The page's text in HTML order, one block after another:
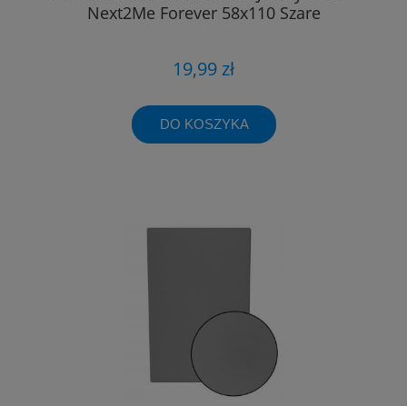
Next2Me Forever 58x110 Szare
19,99 zł
DO KOSZYKA